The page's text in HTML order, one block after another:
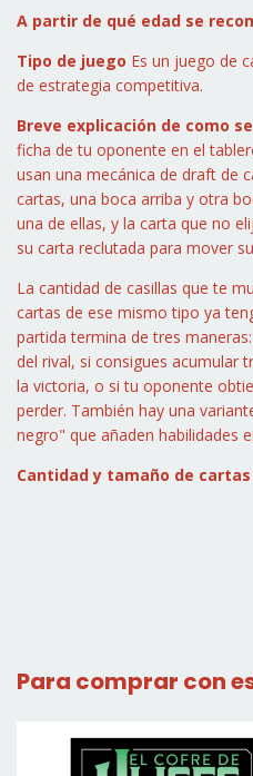
A partir de qué edad se
Tipo de juego Es un juego de
de estrategia competitiva.
Breve explicación de como
ficha de tu oponente en el
usan una mecánica de draft de
cartas, una boca arriba y otra
una de ellas, y la carta que no
su carta reclutada para mover
La cantidad de casillas que te
cartas de ese mismo tipo ya
partida termina de tres
del rival, si consigues acumular
la victoria, o si tu oponente
perder. También hay una
negro" que añaden habilidades
Cantidad y tamaño de cartas
Para comprar con